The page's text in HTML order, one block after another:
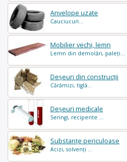
Anvelope uzate
Cauciucuri...
Mobilier vechi, lemn
Lemn din demolări, paleți...
Deșeuri din construcții
Cărămizi, tiglă...
Deșeuri medicale
Seringi, recipente ...
Substanțe periculoase
Acizi, solvenți ...